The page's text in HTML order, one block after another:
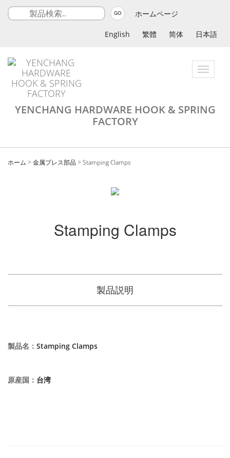
GO ホームページ
English 繁體 简体 日本語
Toggle
YENCHANG HARDWARE HOOK & SPRING
FACTORY
ホーム > 金属プレス部品> Stamping Clamps
Stamping Clamps
製品説明
製品名 ： Stamping Clamps
原産国 ： 台湾